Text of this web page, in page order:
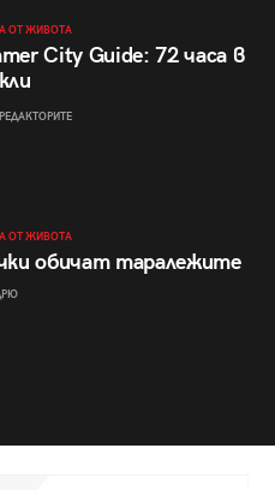
ОТ ЖИВОТА
City Guide: 72 часа в
РЕДАКТОРИТЕ
ОТ ЖИВОТА
обичат таралежите